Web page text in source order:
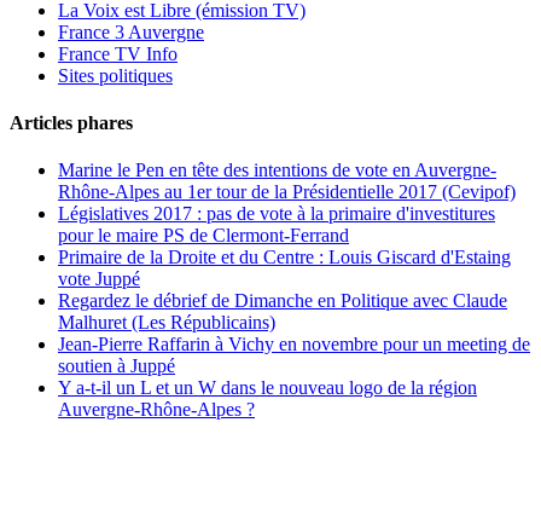
La Voix est Libre (émission TV)
France 3 Auvergne
France TV Info
Sites politiques
Articles phares
Marine le Pen en tête des intentions de vote en Auvergne-
Rhône-Alpes au 1er tour de la Présidentielle 2017 (Cevipof)
Législatives 2017 : pas de vote à la primaire d'investitures
pour le maire PS de Clermont-Ferrand
Primaire de la Droite et du Centre : Louis Giscard d'Estaing
vote Juppé
Regardez le débrief de Dimanche en Politique avec Claude
Malhuret (Les Républicains)
Jean-Pierre Raffarin à Vichy en novembre pour un meeting de
soutien à Juppé
Y a-t-il un L et un W dans le nouveau logo de la région
Auvergne-Rhône-Alpes ?